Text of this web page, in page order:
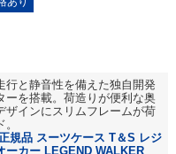
行と静音性を備えた独自開発
ーを搭載。荷造りが便利な奥
ザインにスリムフレームが荷
規品 スーツケース T＆S レジ
ーカー LEGEND WALKER